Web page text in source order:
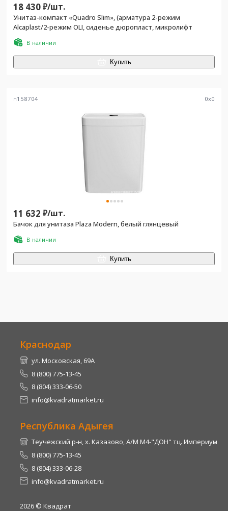
18 430₽/шт.
Унитаз-компакт «Quadro Slim», (арматура 2-режим
Alcaplast/2-режим OLI, сиденье дюропласт, микролифт
В наличии
Купить
n158704 0x0
11 632 ₽/шт.
Бачок для унитаза Plaza Modern, белый глянцевый
В наличии
Купить
Краснодар
ул. Московская, 69А
8 (800) 775-13-45
8 (804) 333-06-50
info@kvadratmarket.ru
Республика Адыгея
Теучежский р-н, х. Казазово, А/М М4-"ДОН" тц. Империум
8 (800) 775-13-45
8 (804) 333-06-28
info@kvadratmarket.ru
2026 © Квадрат